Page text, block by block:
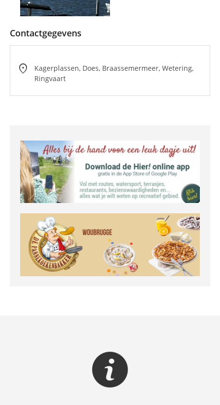
Contactgegevens
location_on
Kagerplassen, Does, Braassemermeer, Wetering,
Ringvaart